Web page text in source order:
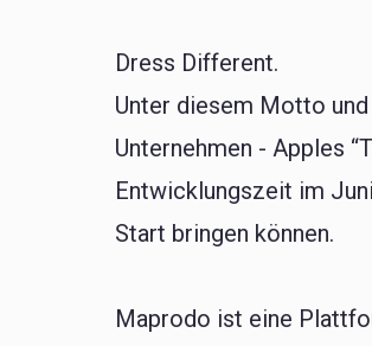
Dress Different.
Unter diesem Motto
Unternehmen - Apples
Entwicklungszeit im
Start bringen können.
Maprodo ist eine